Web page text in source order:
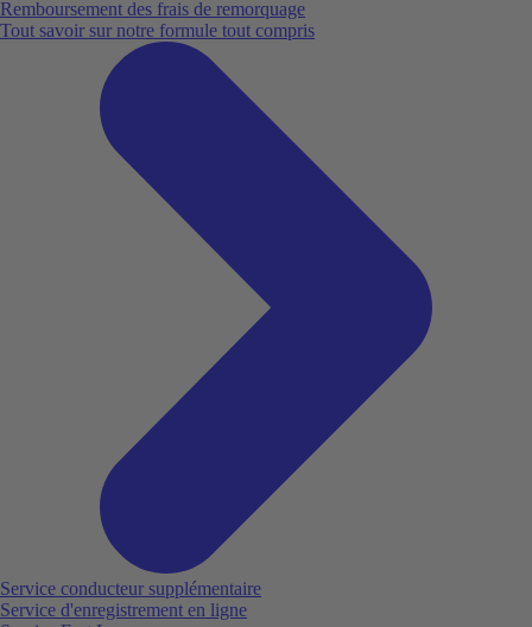
Remboursement des frais de remorquage
Tout savoir sur notre formule tout compris
Service conducteur supplémentaire
Service d'enregistrement en ligne